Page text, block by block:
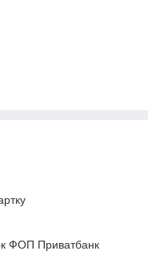
ФОП Приватбанк